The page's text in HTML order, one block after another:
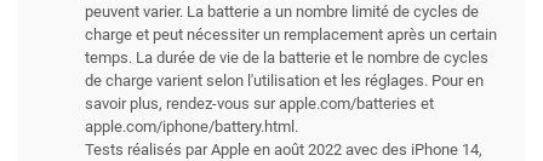
peuvent varier. La batterie a un nombre limité de cycles de
charge et peut nécessiter un remplacement après un certain
temps. La durée de vie de la batterie et le nombre de cycles
de charge varient selon l'utilisation et les réglages. Pour en
savoir plus, rendez-vous sur apple.com/batteries et
apple.com/iphone/battery.html.
Tests réalisés par Apple en août 2022 avec des iPhone 14,